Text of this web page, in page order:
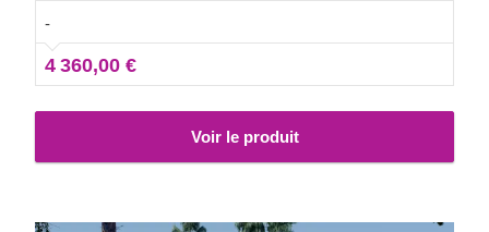
modèle de carport correspondant le mieux à vos besoins.
-
4 360,00 €
Voir le produit